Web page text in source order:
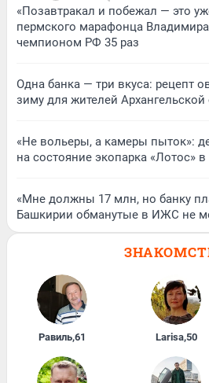
«Позавтракал и побежал — это
пермского марафонца
чемпионом РФ 35 раз
Одна банка — три вкуса: рецепт
зиму для жителей Архангельской
«Не вольеры, а камеры пыток»:
на состояние экопарка «Лотос»
«Мне должны 17 млн, но банку
Башкирии обманутые в ИЖС не
Равиль,61 Larisa,50